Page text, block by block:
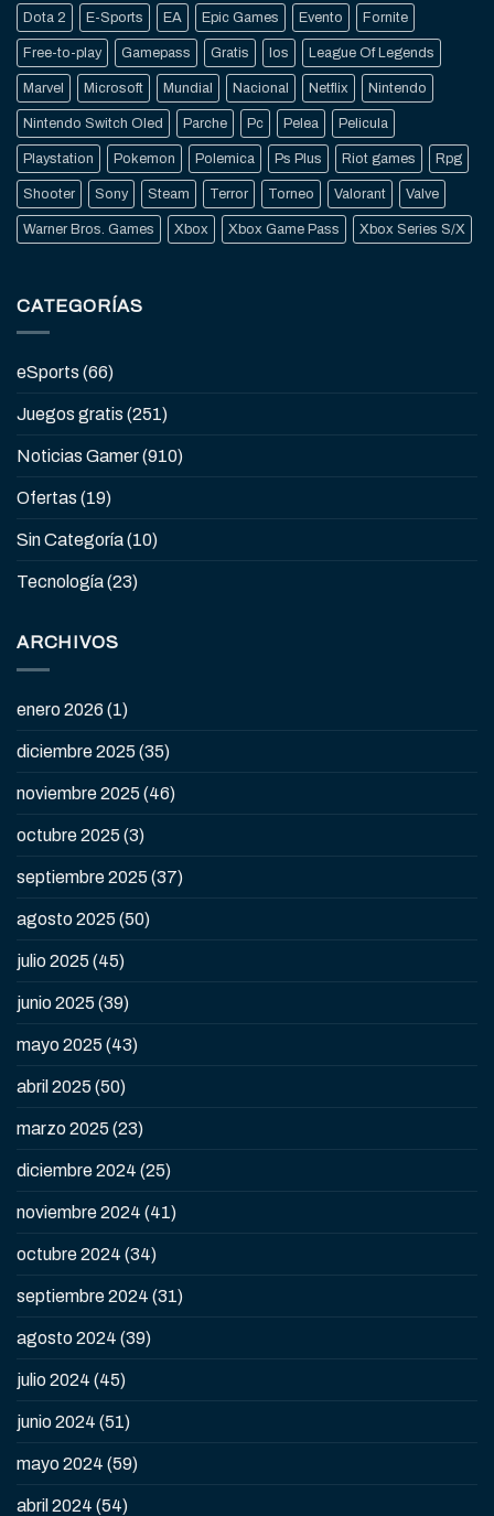
Dota 2 E-Sports EA Epic Games Evento Fornite
Free-to-play Gamepass Gratis Ios League Of Legends
Marvel Microsoft Mundial Nacional Netflix Nintendo
Nintendo Switch Oled Parche Pc Pelea Pelicula
Playstation Pokemon Polemica Ps Plus Riot games Rpg
Shooter Sony Steam Terror Torneo Valorant Valve
Warner Bros. Games Xbox Xbox Game Pass Xbox Series S/X
CATEGORÍAS
eSports (66)
Juegos gratis (251)
Noticias Gamer(910)
Ofertas (19)
Sin Categoría(10)
Tecnología(23)
ARCHIVOS
enero 2026 (1)
diciembre 2025 (35)
noviembre 2025 (46)
octubre 2025 (3)
septiembre 2025 (37)
agosto 2025 (50)
julio 2025 (45)
junio 2025 (39)
mayo 2025 (43)
abril 2025 (50)
marzo 2025 (23)
diciembre 2024 (25)
noviembre 2024 (41)
octubre 2024 (34)
septiembre 2024 (31)
agosto 2024 (39)
julio 2024 (45)
junio 2024 (51)
mayo 2024 (59)
abril 2024 (54)